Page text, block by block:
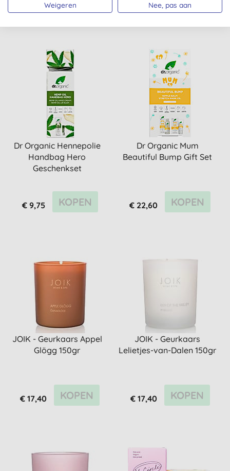
€ 15,00 KOPEN € 30,85 KOPEN
Dr Organic Hennepolie
Handbag Hero
Geschenkset
€ 9,75 KOPEN
Dr Organic Mum
Beautiful Bump Gift Set
€ 22,60 KOPEN
JOIK - Geurkaars Appel
Glögg 150gr
€ 17,40 KOPEN
JOIK - Geurkaars
Lelietjes-van-Dalen 150gr
€ 17,40 KOPEN
Weigeren Nee, pas aan